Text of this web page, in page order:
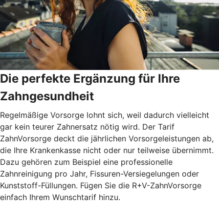
Die perfekte Ergänzung für Ihre
Zahngesundheit
Regelmäßige Vorsorge lohnt sich, weil dadurch vielleicht
gar kein teurer Zahnersatz nötig wird. Der Tarif
ZahnVorsorge deckt die jährlichen Vorsorgeleistungen ab,
die Ihre Krankenkasse nicht oder nur teilweise übernimmt.
Dazu gehören zum Beispiel eine professionelle
Zahnreinigung pro Jahr, Fissuren-Versiegelungen oder
Kunststoff-Füllungen. Fügen Sie die R+V-ZahnVorsorge
einfach Ihrem Wunschtarif hinzu.